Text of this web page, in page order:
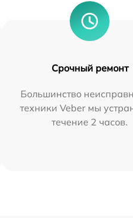
Срочный ремонт
Большинство
техники Veber мы
течение 2 часов.